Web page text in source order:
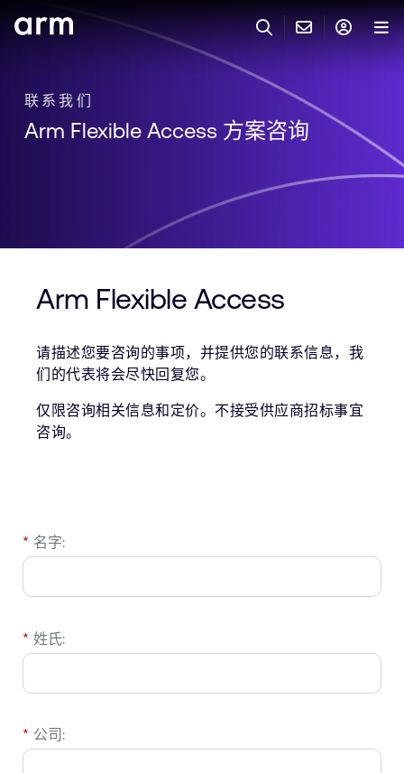
Skip to Main Content
联系技术支持
一般 IP 授权方案
Arm 廉洁举报热线
教育项目
媒体联系
人才招聘
研究合作
110 Fulbourn Road
CB1 9NJ
Tel: + 44(1223) 400 400 [总机]
ARM 账户
需要 Arm ID 吗？ 在此注册
快捷链接
产品
支持案例
管理您的账户
产品
公司信息
联系我们
Arm Flexible Access 方案咨询
Arm Flexible Access
请描述您要咨询的事项，并提供您的联系信息，我
们的代表将会尽快回复您。
仅限咨询相关信息和定价。不接受供应商招标事宜
咨询。
* 名字:
* 姓氏:
* 公司: